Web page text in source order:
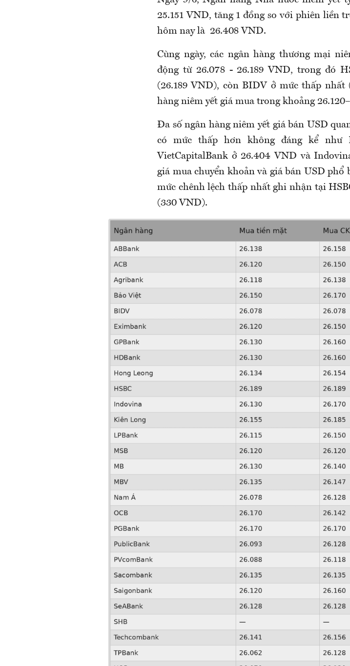
25.151 VND, tăng 1 đồng so với phiên liền
hôm nay là 26.408 VND.
Cùng ngày,các ngân hàng thương mại
động từ 26.078-26.189 VND, trong đó
(26.189 VND), còn BIDV ở mức thấp nhất
hàng niêm yết giá mua trong khoảng
Đa số ngân hàng niêm yết giá bán USD
có mức thấp hơn không đáng kể như
VietCapitalBank ở 26.404 VND và
giá mua chuyển khoản và giá bán USD phổ
mức chênh lệch thấp nhất ghi nhận tại
(330 VND).